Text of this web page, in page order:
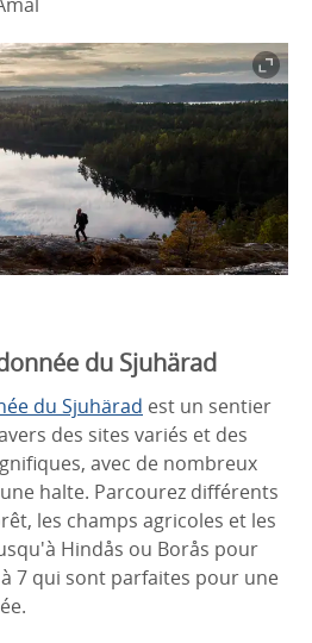
du Sjuhärad
du Sjuhärad est un sentier
des sites variés et des
avec de nombreux
halte. Parcourez différents
les champs agricoles et les
Hindås ou Borås pour
7 qui sont parfaites pour une